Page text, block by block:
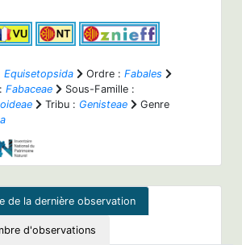
Equisetopsida Ordre : Fabales
Fabaceae
Sous-Famille :
Tribu : Genisteae
Genre
de la dernière observation
d'observations